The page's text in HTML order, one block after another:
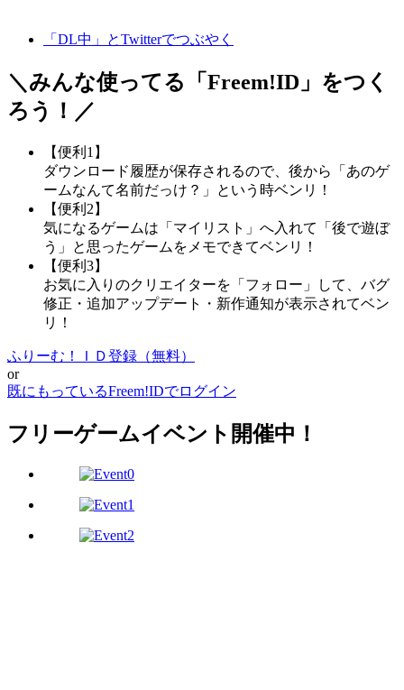
「DL中」とTwitterでつぶやく
＼みんな使ってる「 Freem!ID 」をつく
ろう！／
【便利1】
ダウンロード履歴が保存されるので、後から「あのゲ
ームなんて名前だっけ？」という時ベンリ！
【便利2】
気になるゲームは「マイリスト」へ入れて「後で遊ぼ
う」と思ったゲームをメモできてベンリ！
【便利3】
お気に入りのクリエイターを「フォロー」して、バグ
修正・追加アップデート・新作通知が表示されてベン
リ！
ふりーむ！ＩＤ登録（無料）
or
既にもっているFreem!IDでログイン
フリーゲームイベント開催中！